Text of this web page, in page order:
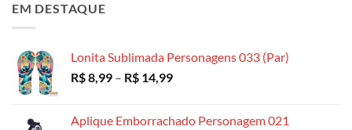
EM DESTAQUE
Lonita Sublimada Personagens 033 (Par)
R$8,99 – R$ 14,99Faixa
R$ 8,99
Aplique Emborrachado Personagem 021